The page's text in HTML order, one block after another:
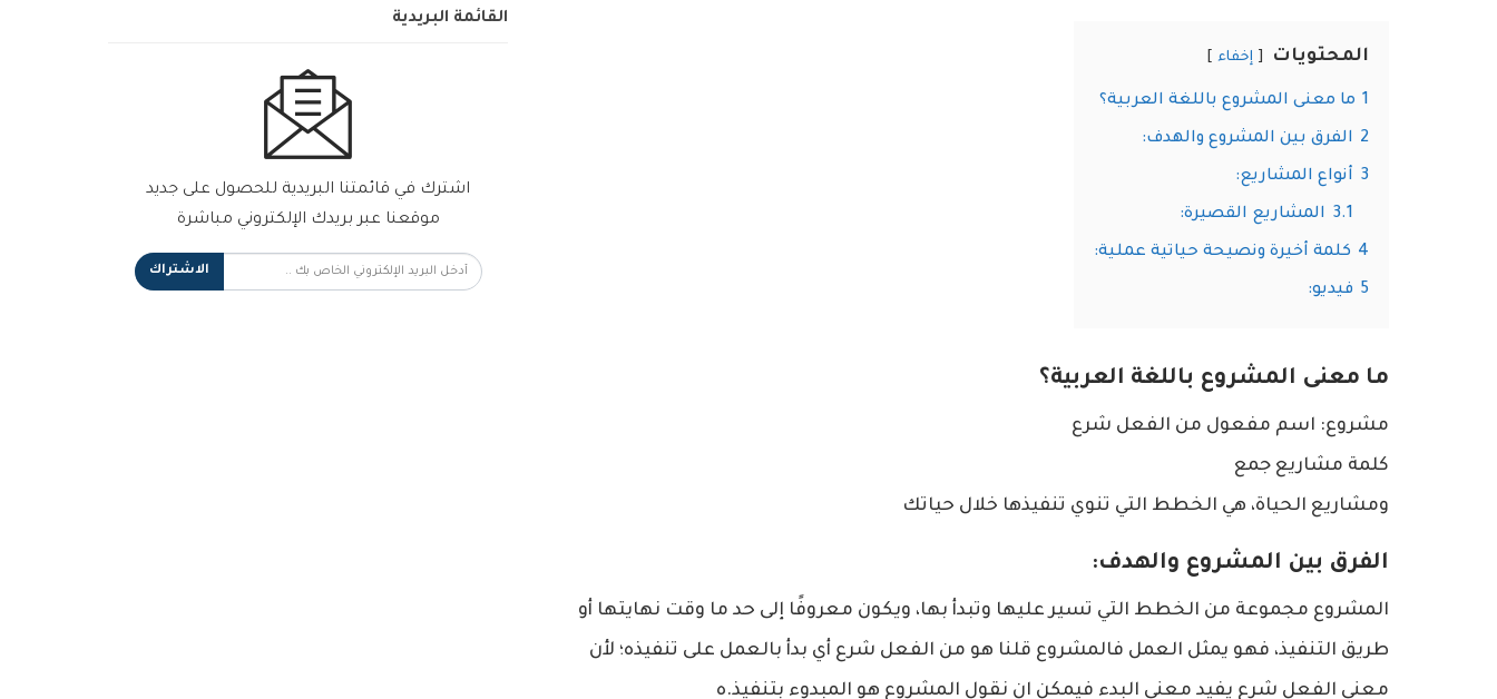
المحتويات إخفاء
1 ما معنى المشروع باللغة العربية؟
2 الفرق بين المشروع والهدف:
3 أنواع المشاريع:
3.1 المشاريع القصيرة:
4 كلمة أخيرة ونصيحة حياتية عملية:
5 فيديو:
ما معنى المشروع باللغة العربية؟
مشروع: اسم مفعول من الفعل شرع
كلمة مشاريع جمع
ومشاريع الحياة، هي الخطط التي تنوي تنفيذها خلال حياتك
الفرق بين المشروع والهدف:
المشروع مجموعة من الخطط التي تسير عليها وتبدأ بها، ويكون معروفًا إلى حد ما وقت نهايتها أو
طريق التنفيذ، فهو يمثل العمل فالمشروع قلنا هو من الفعل شرع أي بدأ بالعمل على تنفيذه؛ لأن
معنى الفعل شرع يفيد معنى البدء فيمكن ان نقول المشروع هو المبدوء بتنفيذ.ه
القائمة البريدية
اشترك في قائمتنا البريدية للحصول على جديد
موقعنا عبر بريدك الإلكتروني مباشرة
الاشتراك